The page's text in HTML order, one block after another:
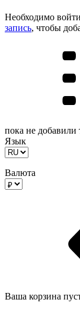
Необходимо
запись, чтобы
пока не добавили
Язык
Валюта
Ваша корзина